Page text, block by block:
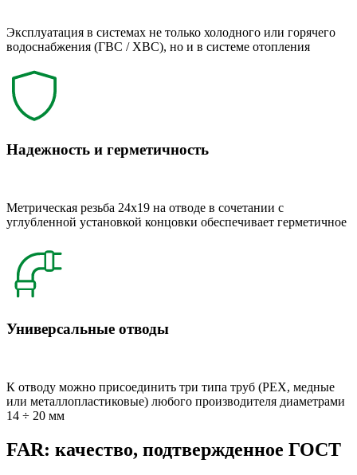
Эксплуатация в системах не только холодного или горячего
водоснабжения (ГВС / ХВС), но и в системе отопления
Надежность и герметичность
Метрическая резьба 24x19 на отводе в сочетании с
углубленной установкой концовки обеспечивает герметичное
Универсальные отводы
К отводу можно присоединить три типа труб (РЕХ, медные
или металлопластиковые) любого производителя диаметрами
14 ÷ 20 мм
FAR: качество, подтвержденное ГОСТ